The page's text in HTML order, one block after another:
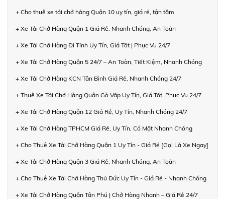
+ Cho thuê xe tải chở hàng Quận 10 uy tín, giá rẻ, tận tâm
+ Xe Tải Chở Hàng Quận 1 Giá Rẻ, Nhanh Chóng, An Toàn
+ Xe Tải Chở Hàng Đi Tỉnh Uy Tín, Giá Tốt | Phục Vụ 24/7
+ Xe Tải Chở Hàng Quận 5 24/7 – An Toàn, Tiết Kiệm, Nhanh Chóng
+ Xe Tải Chở Hàng KCN Tân Bình Giá Rẻ, Nhanh Chóng 24/7
+ Thuê Xe Tải Chở Hàng Quận Gò Vấp Uy Tín, Giá Tốt, Phục Vụ 24/7
+ Xe Tải Chở Hàng Quận 12 Giá Rẻ, Uy Tín, Nhanh Chóng 24/7
+ Xe Tải Chở Hàng TPHCM Giá Rẻ, Uy Tín, Có Mặt Nhanh Chóng
+ Cho Thuê Xe Tải Chở Hàng Quận 1 Uy Tín - Giá Rẻ [Gọi Là Xe Ngay]
+ Xe Tải Chở Hàng Quận 3 Giá Rẻ, Nhanh Chóng, An Toàn
+ Cho Thuê Xe Tải Chở Hàng Thủ Đức Uy Tín - Giá Rẻ - Nhanh Chóng
+ Xe Tải Chở Hàng Quận Tân Phú | Chở Hàng Nhanh – Giá Rẻ 24/7